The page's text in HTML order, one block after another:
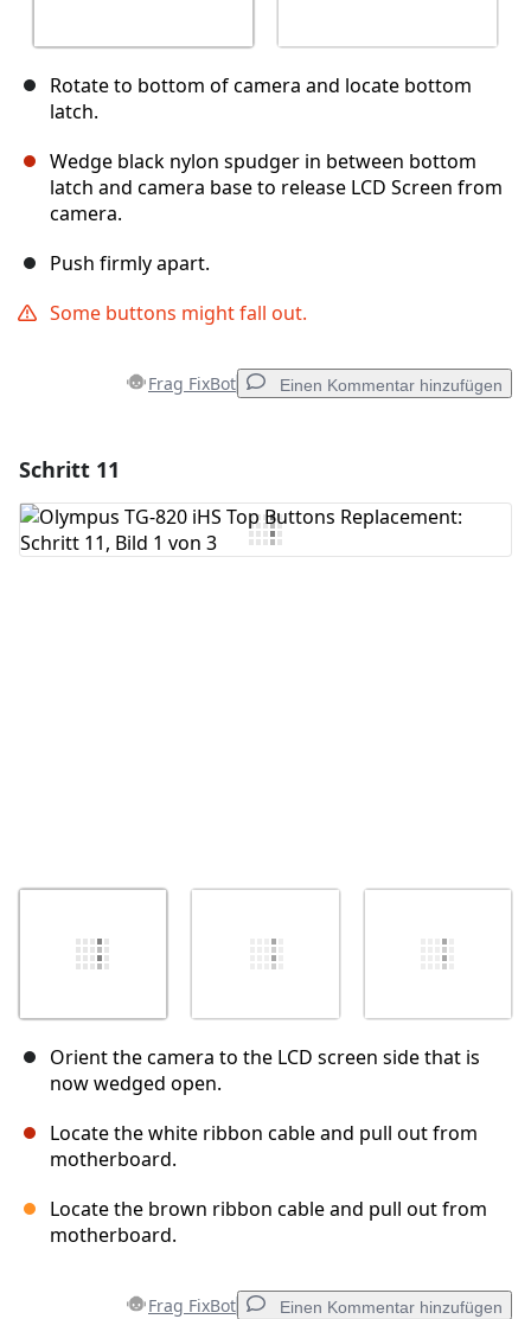
Rotate to bottom of camera and locate bottom
latch.
Wedge black nylon spudger in between bottom
latch and camera base to release LCD Screen from
camera.
Push firmly apart.
Some buttons might fall out.
Frag FixBot Einen Kommentar hinzufügen
Kommentar hinzufügen
Schritt 11
Orient the camera to the LCD screen side that is
now wedged open.
Locate the white ribbon cable and pull out from
motherboard.
Locate the brown ribbon cable and pull out from
motherboard.
Frag FixBot Einen Kommentar hinzufügen